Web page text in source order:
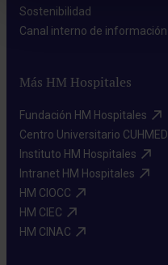
Sostenibilidad​
Canal interno de información​
Más HM Hospitales
Fundación HM Hospitales​
Centro Universitario CUHMED​
Instituto HM Hospitales​
Intranet HM Hospitales​
HM CIOCC​
HM CIEC​
HM CINAC​